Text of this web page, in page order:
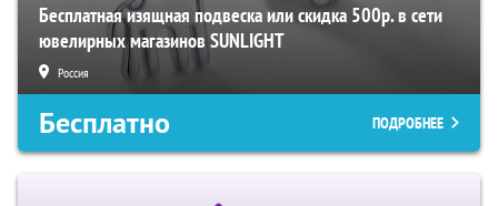
Бесплатная изящная подвеска или скидка 500р. в сети
ювелирных магазинов SUNLIGHT
Россия
Бесплатно ПОДРОБНЕЕ